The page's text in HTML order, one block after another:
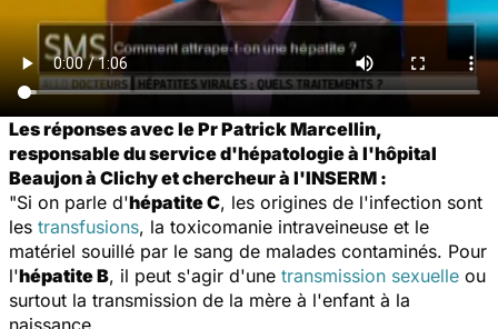
Les réponses avec le Pr Patrick Marcellin,
responsable du service d'hépatologie à l'hôpital
Beaujon à Clichy et chercheur à l'INSERM :
"Si on parle d'hépatite C, les origines de l'infection sont
les transfusions, la toxicomanie intraveineuse et le
matériel souillé par le sang de malades contaminés. Pour
l'hépatite B, il peut s'agir d'une transmission sexuelle ou
surtout la transmission de la mère à l'enfant à la
naissance.